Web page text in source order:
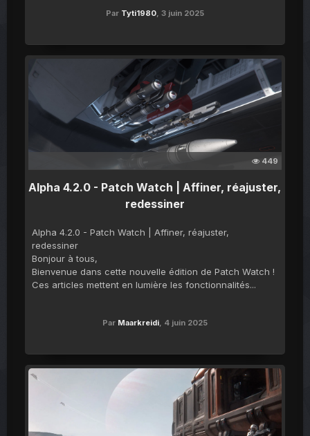
Par Tyti1980, 3 juin 2025
449
Alpha 4.2.0 - Patch Watch | Affiner, réajuster,
redessiner
Alpha 4.2.0 - Patch Watch | Affiner, réajuster,
redessiner
Bonjour à tous,
Bienvenue dans cette nouvelle édition de Patch Watch !
Ces articles mettent en lumière les fonctionnalités...
Par Maarkreidi, 4 juin 2025